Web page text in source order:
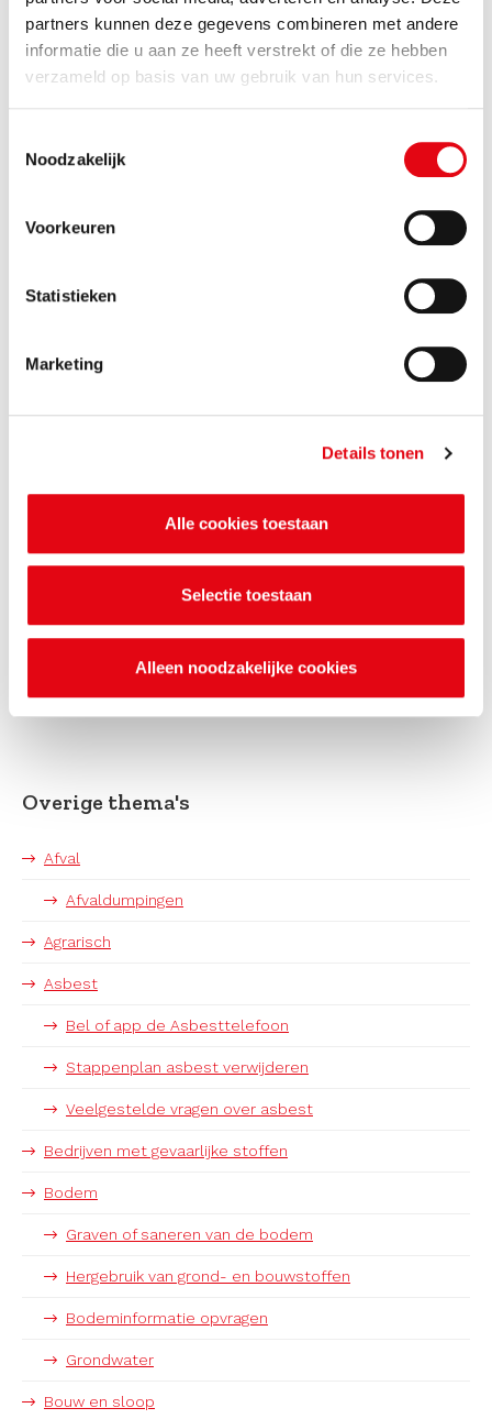
partners kunnen deze gegevens combineren met andere
informatie die u aan ze heeft verstrekt of die ze hebben
verzameld op basis van uw gebruik van hun services.
Noodzakelijk
Voorkeuren
Statistieken
Marketing
Details tonen
Alle cookies toestaan
Selectie toestaan
Alleen noodzakelijke cookies
Hoe zit het met bevoegd gezag?
Meer informatie over de
Omgevingswet
Ga naar het IPLO
Bekijk pagina
Overige thema's
Afval
Afvaldumpingen
Agrarisch
Asbest
Bel of app de Asbesttelefoon
Stappenplan asbest verwijderen
Veelgestelde vragen over asbest
Bedrijven met gevaarlijke stoffen
Bodem
Graven of saneren van de bodem
Hergebruik van grond- en bouwstoffen
Bodeminformatie opvragen
Grondwater
Bouw en sloop